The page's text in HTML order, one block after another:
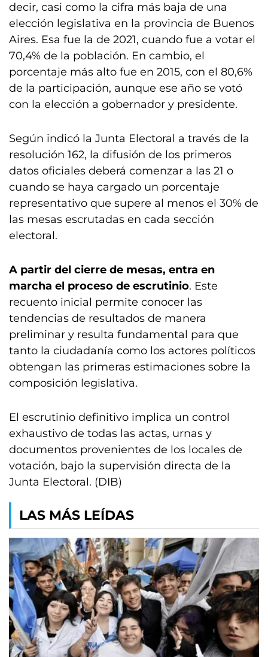
decir, casi como la cifra más baja de una
elección legislativa en la provincia de Buenos
Aires. Esa fue la de 2021, cuando fue a votar el
70,4% de la población. En cambio, el
porcentaje más alto fue en 2015, con el 80,6%
de la participación, aunque ese año se votó
con la elección a gobernador y presidente.
Según indicó la Junta Electoral a través de la
resolución 162, la difusión de los primeros
datos oficiales deberá comenzar a las 21 o
cuando se haya cargado un porcentaje
representativo que supere al menos el 30% de
las mesas escrutadas en cada sección
electoral.
A partir del cierre de mesas, entra en
marcha el proceso de escrutinio. Este
recuento inicial permite conocer las
tendencias de resultados de manera
preliminar y resulta fundamental para que
tanto la ciudadanía como los actores políticos
obtengan las primeras estimaciones sobre la
composición legislativa.
El escrutinio definitivo implica un control
exhaustivo de todas las actas, urnas y
documentos provenientes de los locales de
votación, bajo la supervisión directa de la
Junta Electoral. (DIB)
LAS MÁS LEÍDAS